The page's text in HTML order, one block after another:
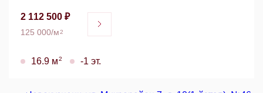
2 112 500 ₽
125 000/м2
16.9 м2 -1 эт.